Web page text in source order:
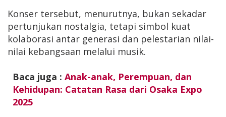
Konser tersebut, menurutnya, bukan sekadar
pertunjukan nostalgia, tetapi simbol kuat
kolaborasi antar generasi dan pelestarian nilai-
nilai kebangsaan melalui musik.
Baca juga : Anak-anak, Perempuan, dan
Kehidupan: Catatan Rasa dari Osaka Expo
2025